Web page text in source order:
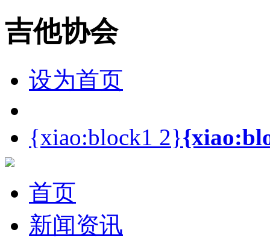
吉他协会
设为首页
{xiao:block1 2}
首页
新闻资讯